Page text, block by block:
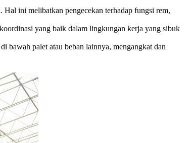
ini melibatkan pengecekan terhadap fungsi rem,
yang baik dalam lingkungan kerja yang sibuk
bawah palet atau beban lainnya, mengangkat dan